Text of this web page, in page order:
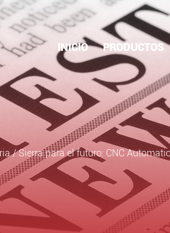
INICIO PRODUCTOS
/Sierra para el futuro: CNC